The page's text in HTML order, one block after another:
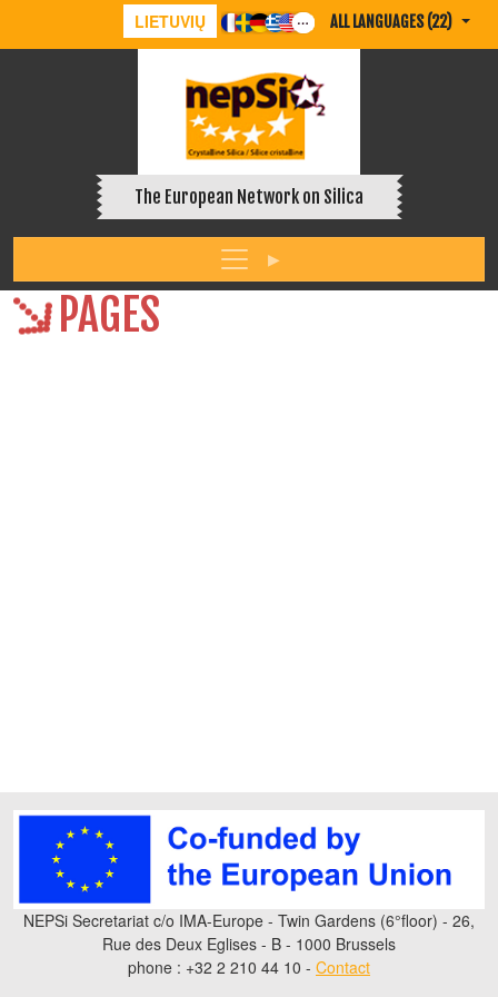
LIETUVIŲ ALL LANGUAGES (22)
The European Network on Silica
PAGES
NEPSi Secretariat c/o IMA-Europe - Twin Gardens (6°floor) - 26,
Rue des Deux Eglises - B - 1000 Brussels
phone : +32 2 210 44 10 - Contact